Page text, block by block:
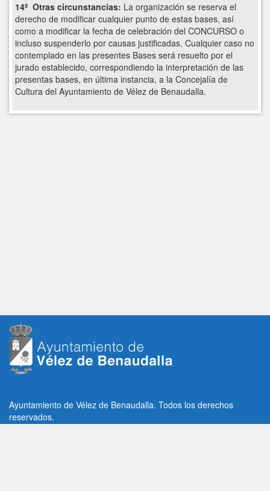
14ª Otras circunstancias: La organización se reserva el
derecho de modificar cualquier punto de estas bases, así
como a modificar la fecha de celebración del CONCURSO o
incluso suspenderlo por causas justificadas. Cualquier caso no
contemplado en las presentes Bases será resuelto por el
jurado establecido, correspondiendo la interpretación de las
presentas bases, en última instancia, a la Concejalía de
Cultura del Ayuntamiento de Vélez de Benaudalla.
Ayuntamiento de Vélez de Benaudalla. Todos los derechos
reservados.